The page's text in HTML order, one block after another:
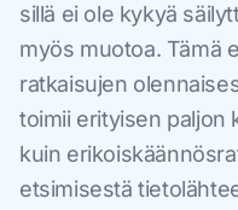
sillä ei ole kykyä
myös muotoa. Tämä
ratkaisujen
toimii erityisen paljon
kuin
etsimisestä